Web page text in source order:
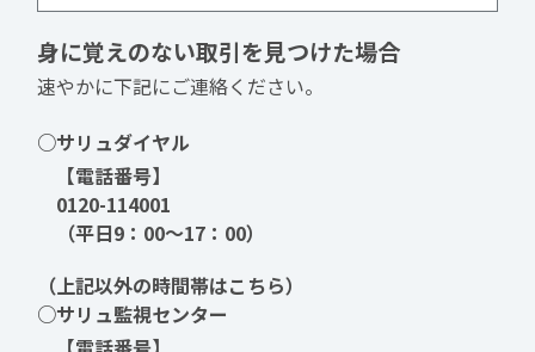
身に覚えのない取引を見つけた場合
速やかに下記にご連絡ください。
○サリュダイヤル
【電話番号】
0120-114001
（平日9：00～17：00）
（上記以外の時間帯はこちら）
○サリュ監視センター